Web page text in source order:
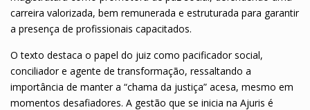
carreira valorizada, bem remunerada e estruturada para garantir
a presença de profissionais capacitados.
O texto destaca o papel do juiz como pacificador social,
conciliador e agente de transformação, ressaltando a
importância de manter a “chama da justiça” acesa, mesmo em
momentos desafiadores. A gestão que se inicia na Ajuris é